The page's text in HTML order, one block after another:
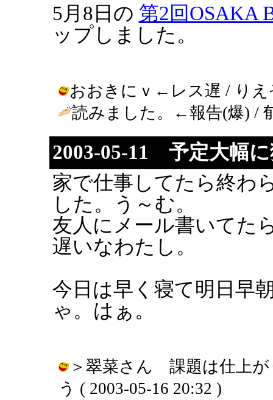
5月8日の 第2回OSAKA
ップしました。
おおきにｖ←レス遅 / りえ
読みました。←報告(爆) /
2003-05-11 予定大幅
家で仕事してたら終わ
した。う～む。
友人にメール書いてた
遅いなわたし。
今日は早く寝て明日早
ゃ。はぁ。
＞翠菜さん 課題は仕上が
う ( 2003-05-16 20:32 )